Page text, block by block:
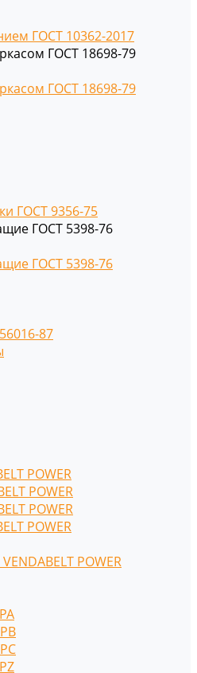
ГОСТ 10362-2017
ГОСТ 18698-79
ГОСТ 18698-79
ГОСТ 9356-75
ГОСТ 5398-76
ГОСТ 5398-76
87
POWER
POWER
POWER
POWER
POWER